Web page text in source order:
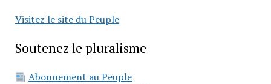
Visitez le site du Peuple
Soutenez le pluralisme
Abonnement au Peuple